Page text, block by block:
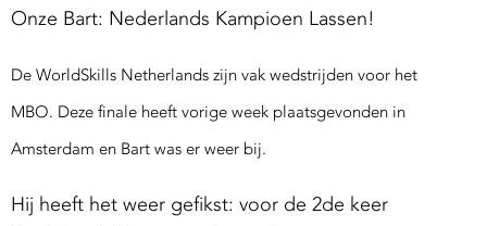
Onze Bart: Nederlands Kampioen Lassen!
De WorldSkills Netherlands zijn vak wedstrijden voor het
MBO. Deze finale heeft vorige week plaatsgevonden in
Amsterdam en Bart was er weer bij.
Hij heeft het weer gefikst: voor de 2de keer